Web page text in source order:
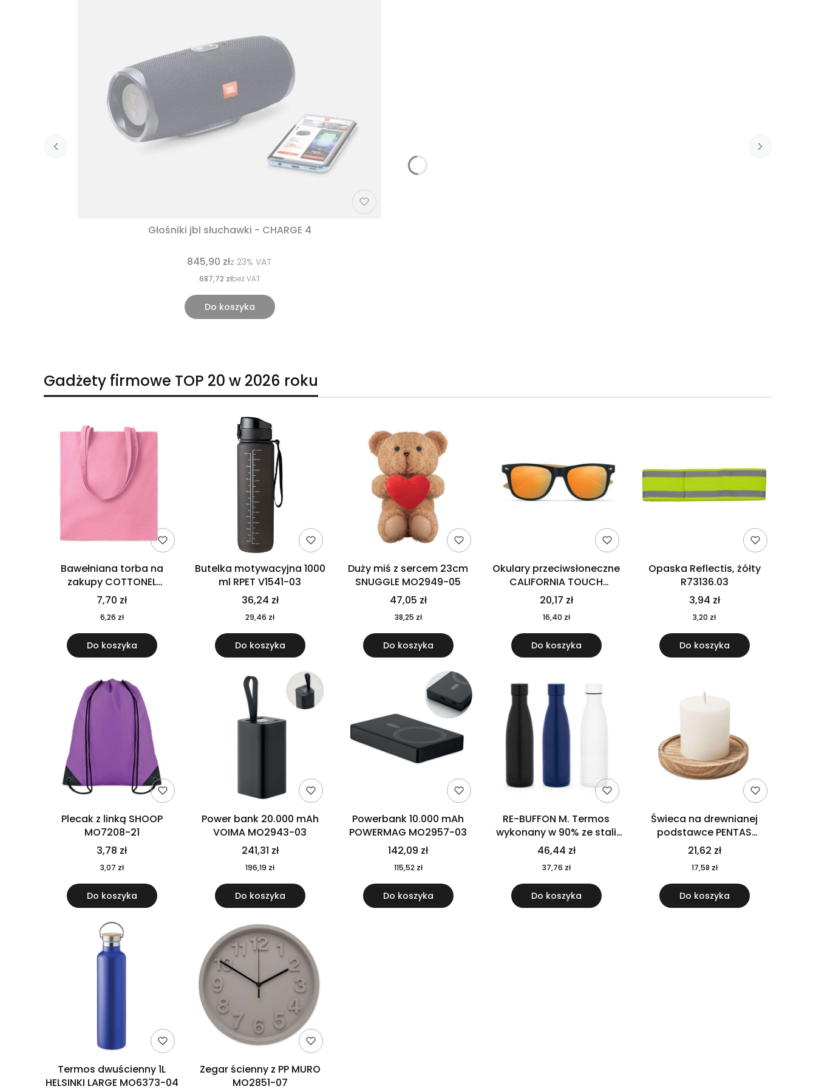
Głośniki jbl słuchawki - CHARGE 4
845,90 złz 23% VAT
687,72 złbez VAT
Do koszyka
Gadżety firmowe TOP 20 w 2026 roku
Bawełniana torba na
zakupy COTTONEL
COLOUR++ MO9846-11
7,70 zł
6,26 zł
Do koszyka
Butelka motywacyjna 1000
ml RPET V1541-03
36,24 zł
29,46 zł
Do koszyka
Duży miś z sercem 23cm
SNUGGLE MO2949-05
47,05 zł
38,25 zł
Do koszyka
Okulary przeciwsłoneczne
CALIFORNIA TOUCH
MO9617-10
20,17 zł
16,40 zł
Do koszyka
Opaska Reflectis, żółty
R73136.03
3,94 zł
3,20 zł
Do koszyka
Plecak z linką SHOOP
MO7208-21
3,78 zł
3,07 zł
Do koszyka
Power bank 20.000 mAh
VOIMA MO2943-03
241,31 zł
196,19 zł
Do koszyka
Powerbank 10.000 mAh
POWERMAG MO2957-03
142,09 zł
115,52 zł
Do koszyka
RE-BUFFON M. Termos
wykonany w 90% ze stali
nierdzewnej pochodzącej z
recyklingu 520 ml 94294
46,44 zł
37,76 zł
Do koszyka
Świeca na drewnianej
podstawce PENTAS
MO6282-40
21,62 zł
17,58 zł
Do koszyka
Termos dwuścienny 1L
HELSINKI LARGE MO6373-04
Zegar ścienny z PP MURO
MO2851-07